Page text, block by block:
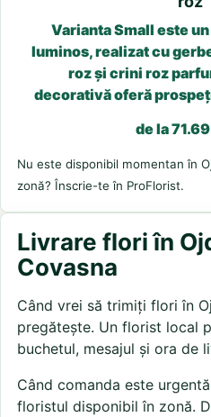
Varianta Small este
luminos, realizat cu
roz și crini roz
decorativă oferă
de la
Nu este disponibil momentan în
zonă? Înscrie-te în ProFlorist.
Livrare flori în
Covasna
Când vrei să trimiți flori în
pregătește. Un florist local
buchetul, mesajul și ora de
Când comanda este
floristul disponibil în zonă.